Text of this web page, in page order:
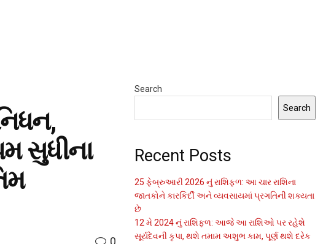
સુધીના
0
Search
Search
Recent Posts
25 ફેબ્રુઆરી 2026 નું રાશિફળ: આ ચાર રાશિના
જાતકોને કારકિર્દી અને વ્યવસાયમાં પ્રગતિની શક્યતા
છે
12 મે 2024 નું રાશિફળ: આજે આ રાશિઓ પર રહેશે
સૂર્યદેવની કૃપા, થશે તમામ અશુભ કામ, પૂર્ણ થશે દરેક